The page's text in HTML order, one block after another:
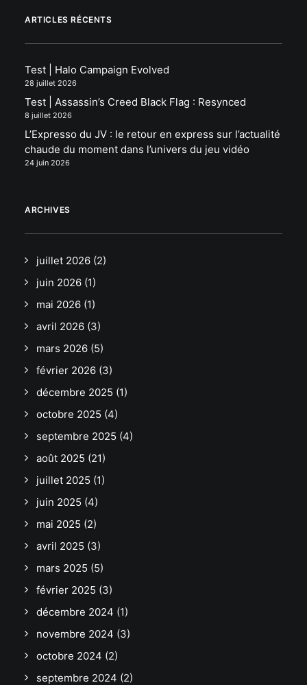
ARTICLES RÉCENTS
Test | Halo Campaign Evolved
28 juillet 2026
Test | Assassin’s Creed Black Flag : Resynced
8 juillet 2026
L’Expresso du JV : le retour en express sur l’actualité
chaude du moment dans l’univers du jeu vidéo
24 juin 2026
ARCHIVES
juillet 2026 (2)
juin 2026 (1)
mai 2026 (1)
avril 2026 (3)
mars 2026 (5)
février 2026 (3)
décembre 2025 (1)
octobre 2025 (4)
septembre 2025 (4)
août 2025 (21)
juillet 2025 (1)
juin 2025 (4)
mai 2025 (2)
avril 2025 (3)
mars 2025 (5)
février 2025 (3)
décembre 2024 (1)
novembre 2024 (3)
octobre 2024 (2)
septembre 2024 (2)